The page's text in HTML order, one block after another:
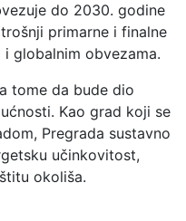
do 2030. godine
primarne i finalne
globalnim obvezama.
tome da bude dio
Kao grad koji se
Pregrada sustavno
učinkovitost,
okoliša.